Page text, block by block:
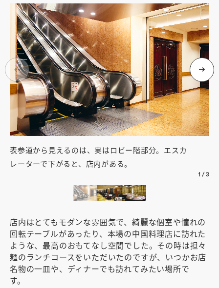
表参道から見えるのは、実はロビー階部分。エスカ
レーターで下がると、店内がある。
1 / 3
店内はとてもモダンな雰囲気で、綺麗な個室や憧れの
回転テーブルがあったり、本場の中国料理店に訪れた
ような、最高のおもてなし空間でした。その時は担々
麺のランチコースをいただいたのですが、いつかお店
名物の一皿や、ディナーでも訪れてみたい場所で
す。